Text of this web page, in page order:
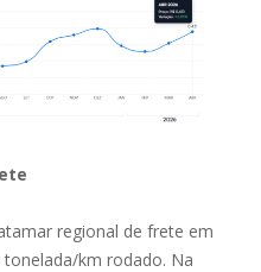
regional de frete em
tonelada/km rodado. Na